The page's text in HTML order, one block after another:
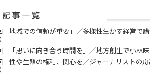
地域での信頼が重要」／多様性生かす経営で
「思いに向き合う時間を」／地方創生で小林
性や生殖の権利、関心を／ジャーナリストの